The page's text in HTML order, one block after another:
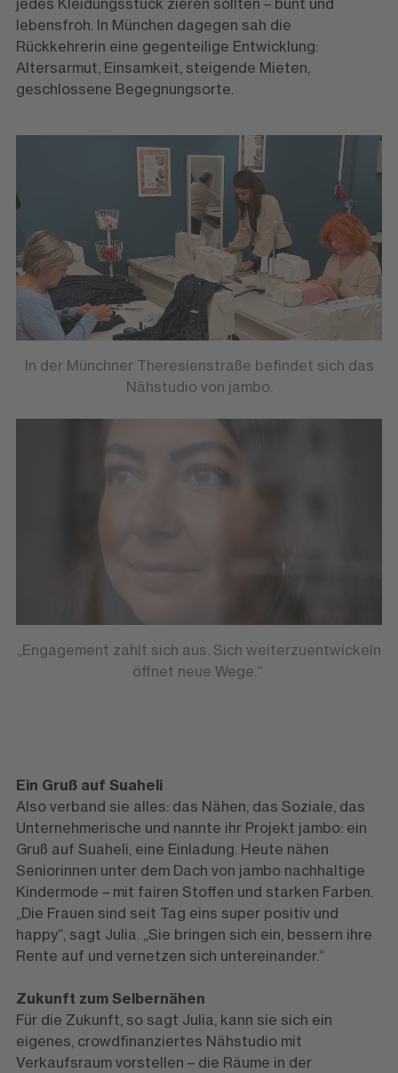
lebensfroh. In München dagegen sah die
Rückkehrerin eine gegenteilige Entwicklung:
Altersarmut, Einsamkeit, steigende Mieten,
geschlossene Begegnungsorte.
In der Münchner Theresienstraße befindet sich das
Nähstudio von jambo.
„Engagement zahlt sich aus. Sich weiterzuentwickeln
öffnet neue Wege.“
Ein Gruß auf Suaheli
Also verband sie alles: das Nähen, das Soziale, das
Unternehmerische und nannte ihr Projekt jambo: ein
Gruß auf Suaheli, eine Einladung. Heute nähen
Seniorinnen unter dem Dach von jambo nachhaltige
Kindermode – mit fairen Stoffen und starken Farben.
„Die Frauen sind seit Tag eins super positiv und
happy“, sagt Julia. „Sie bringen sich ein, bessern ihre
Rente auf und vernetzen sich untereinander.“
Zukunft zum Selbernähen
Für die Zukunft, so sagt Julia, kann sie sich ein
eigenes, crowdfinanziertes Nähstudio mit
Verkaufsraum vorstellen – die Räume in der